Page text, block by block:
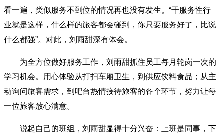
看一遍，类似服务不到位的情况再也没有发生。“干服务性行
业就是这样，什么样的旅客都会碰到，你只要服务好了，比说
什么都强”。对此，刘雨甜深有体会。
为全方位做好服务工作，刘雨甜抓住员工每月轮岗一次的
学习机会。用心体验从打扫车厢卫生，到供应饮料食品；从主
动询问旅客需求，到吧台热情接待旅客的各个环节，努力让每
一位旅客放心满意。
说起自己的班组，刘雨甜显得十分兴奋：上班是同事，下